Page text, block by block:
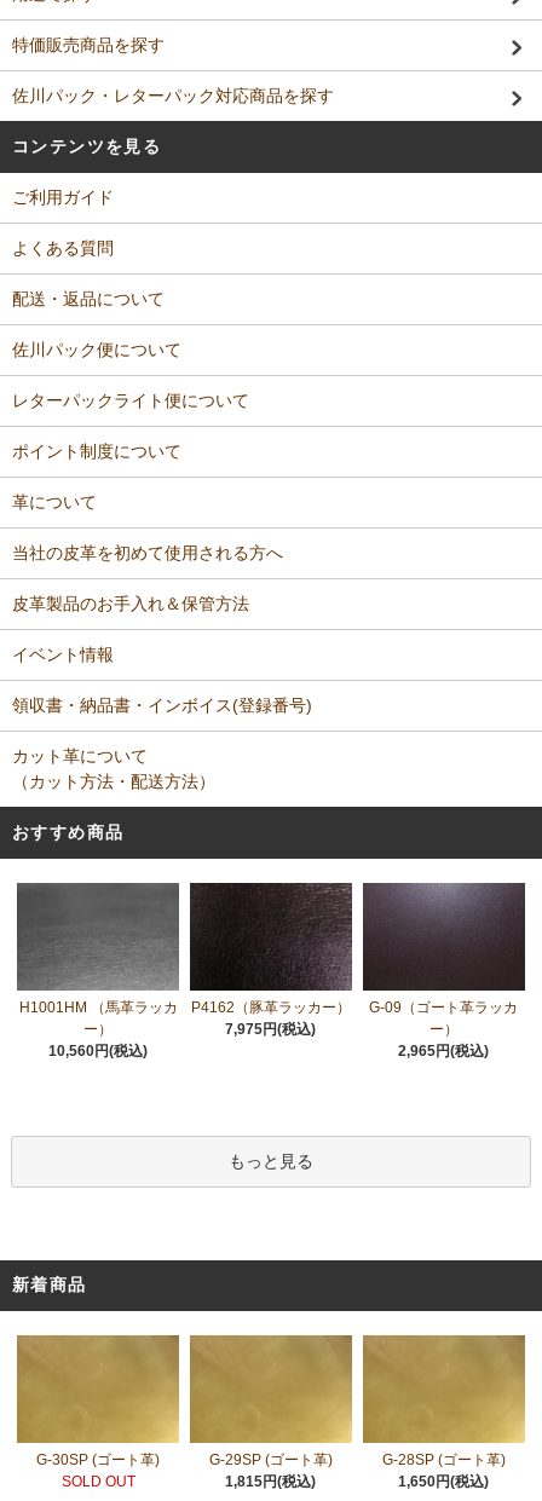
特価販売商品を探す
佐川パック・レターパック対応商品を探す
コンテンツを見る
ご利用ガイド
よくある質問
配送・返品について
佐川パック便について
レターパックライト便について
ポイント制度について
革について
当社の皮革を初めて使用される方へ
皮革製品のお手入れ＆保管方法
イベント情報
領収書・納品書・インボイス(登録番号)
カット革について
（カット方法・配送方法）
おすすめ商品
H1001HM （馬革ラッカ
ー）
10,560円(税込)
P4162（豚革ラッカー）
7,975円(税込)
G-09（ゴート革ラッカ
ー）
2,965円(税込)
もっと見る
新着商品
G-30SP (ゴート革)
SOLD OUT
G-29SP (ゴート革)
1,815円(税込)
G-28SP (ゴート革)
1,650円(税込)